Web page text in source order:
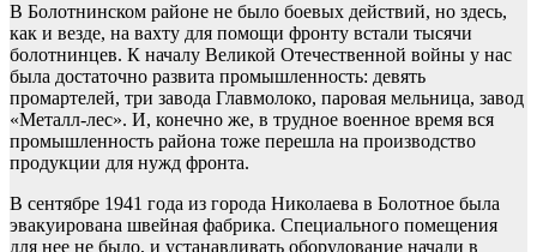
В Болотнинском районе не было боевых действий, но здесь,
как и везде, на вахту для помощи фронту встали тысячи
болотнинцев. К началу Великой Отечественной войны у нас
была достаточно развита промышленность: девять
промартелей, три завода Главмолоко, паровая мельница, завод
«Металл-лес». И, конечно же, в трудное военное время вся
промышленность района тоже перешла на производство
продукции для нужд фронта.
В сентябре 1941 года из города Николаева в Болотное была
эвакуирована швейная фабрика. Специального помещения
для нее не было, и устанавливать оборудование начали в